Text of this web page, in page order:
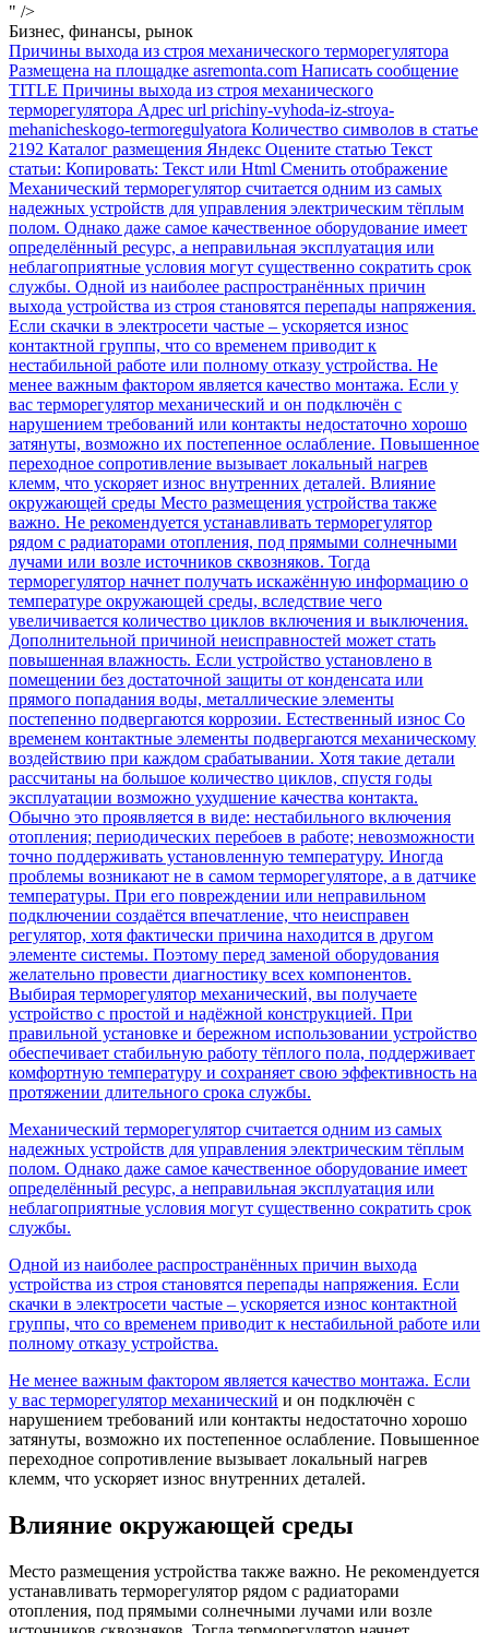
" />
Бизнес, финансы, рынок
Причины выхода из строя механического терморегулятора
Размещена на площадке asremonta.com Написать сообщение
TITLE Причины выхода из строя механического
терморегулятора Адрес url prichiny-vyhoda-iz-stroya-
mehanicheskogo-termoregulyatora Количество символов в статье
2192 Каталог размещения Яндекс Оцените статью Текст
статьи: Копировать: Текст или Html Cменить отображение
Механический терморегулятор считается одним из самых
надежных устройств для управления электрическим тёплым
полом. Однако даже самое качественное оборудование имеет
определённый ресурс, а неправильная эксплуатация или
неблагоприятные условия могут существенно сократить срок
службы. Одной из наиболее распространённых причин
выхода устройства из строя становятся перепады напряжения.
Если скачки в электросети частые – ускоряется износ
контактной группы, что со временем приводит к
нестабильной работе или полному отказу устройства. Не
менее важным фактором является качество монтажа. Если у
вас терморегулятор механический и он подключён с
нарушением требований или контакты недостаточно хорошо
затянуты, возможно их постепенное ослабление. Повышенное
переходное сопротивление вызывает локальный нагрев
клемм, что ускоряет износ внутренних деталей. Влияние
окружающей среды Место размещения устройства также
важно. Не рекомендуется устанавливать терморегулятор
рядом с радиаторами отопления, под прямыми солнечными
лучами или возле источников сквозняков. Тогда
терморегулятор начнет получать искажённую информацию о
температуре окружающей среды, вследствие чего
увеличивается количество циклов включения и выключения.
Дополнительной причиной неисправностей может стать
повышенная влажность. Если устройство установлено в
помещении без достаточной защиты от конденсата или
прямого попадания воды, металлические элементы
постепенно подвергаются коррозии. Естественный износ Со
временем контактные элементы подвергаются механическому
воздействию при каждом срабатывании. Хотя такие детали
рассчитаны на большое количество циклов, спустя годы
эксплуатации возможно ухудшение качества контакта.
Обычно это проявляется в виде: нестабильного включения
отопления; периодических перебоев в работе; невозможности
точно поддерживать установленную температуру. Иногда
проблемы возникают не в самом терморегуляторе, а в датчике
температуры. При его повреждении или неправильном
подключении создаётся впечатление, что неисправен
регулятор, хотя фактически причина находится в другом
элементе системы. Поэтому перед заменой оборудования
желательно провести диагностику всех компонентов.
Выбирая терморегулятор механический, вы получаете
устройство с простой и надёжной конструкцией. При
правильной установке и бережном использовании устройство
обеспечивает стабильную работу тёплого пола, поддерживает
комфортную температуру и сохраняет свою эффективность на
протяжении длительного срока службы.
Механический терморегулятор считается одним из самых
надежных устройств для управления электрическим тёплым
полом. Однако даже самое качественное оборудование имеет
определённый ресурс, а неправильная эксплуатация или
неблагоприятные условия могут существенно сократить срок
службы.
Одной из наиболее распространённых причин выхода
устройства из строя становятся перепады напряжения. Если
скачки в электросети частые – ускоряется износ контактной
группы, что со временем приводит к нестабильной работе или
полному отказу устройства.
Не менее важным фактором является качество монтажа. Если
у вас терморегулятор механический и он подключён с
нарушением требований или контакты недостаточно хорошо
затянуты, возможно их постепенное ослабление. Повышенное
переходное сопротивление вызывает локальный нагрев
клемм, что ускоряет износ внутренних деталей.
Влияние окружающей среды
Место размещения устройства также важно. Не рекомендуется
устанавливать терморегулятор рядом с радиаторами
отопления, под прямыми солнечными лучами или возле